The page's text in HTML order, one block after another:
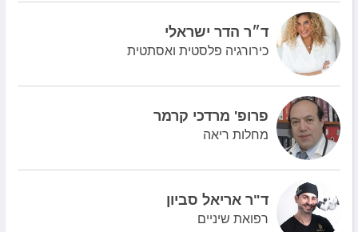
ד״ר הדר ישראלי
כירורגיה פלסטית ואסתטית
פרופ' מרדכי קרמר
מחלות ריאה
ד"ר אריאל סביון
רפואת שיניים